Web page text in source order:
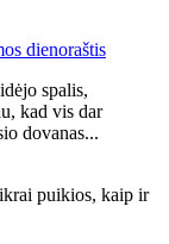
dienoraštis
spalis,
kad vis dar
dovanas...
puikios, kaip ir